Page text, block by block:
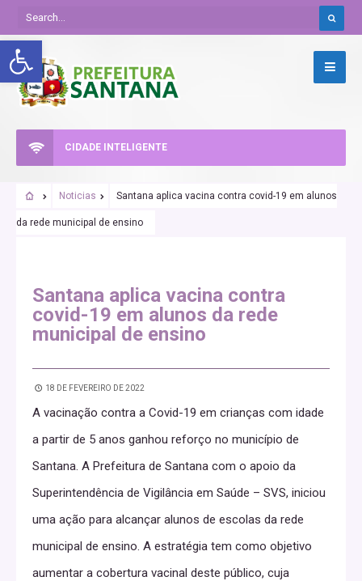
Abrir a barra de ferramentas
CIDADE INTELIGENTE
Noticias Santana aplica vacina contra covid-19 em alunos
da rede municipal de ensino
Santana aplica vacina contra
covid-19 em alunos da rede
municipal de ensino
18 DE FEVEREIRO DE 2022
A vacinação contra a Covid-19 em crianças com idade
a partir de 5 anos ganhou reforço no município de
Santana. A Prefeitura de Santana com o apoio da
Superintendência de Vigilância em Saúde – SVS, iniciou
uma ação para alcançar alunos de escolas da rede
municipal de ensino. A estratégia tem como objetivo
aumentar a cobertura vacinal deste público, cuja